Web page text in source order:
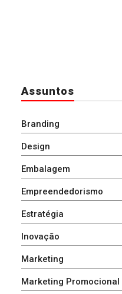
Assuntos
Branding
Design
Embalagem
Empreendedorismo
Estratégia
Inovação
Marketing
Marketing Promocional